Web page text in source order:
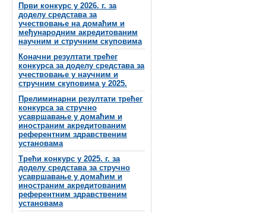
Први конкурс у 2026. г. за
доделу средстава за
учествовање на домаћим и
међународним акредитованим
научним и стручним скуповима
Коначни резултати трећег
конкурса за доделу средстава за
учествовање у научним и
стручним скуповима у 2025.
Прелиминарни резултати трећег
конкурса за стручно
усавршавање у домаћим и
иностраним акредитованим
референтним здравственим
установама
Трећи конкурс у 2025. г. за
доделу средстава за стручно
усавршавање у домаћим и
иностраним акредитованим
референтним здравственим
установама